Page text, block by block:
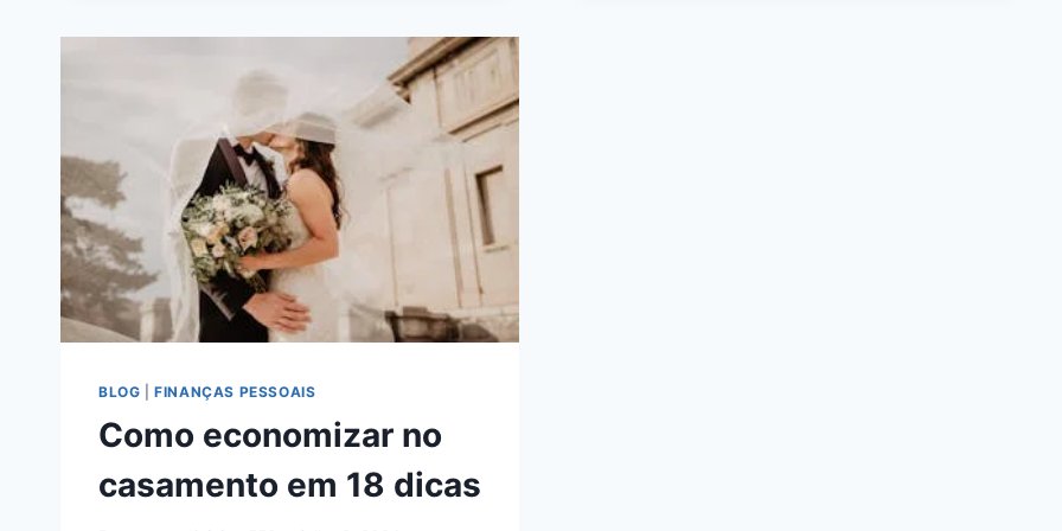
INVESTIR
DÓLARES
BLOG |FINANÇAS PESSOAIS
Como economizar no
casamento em 18 dicas